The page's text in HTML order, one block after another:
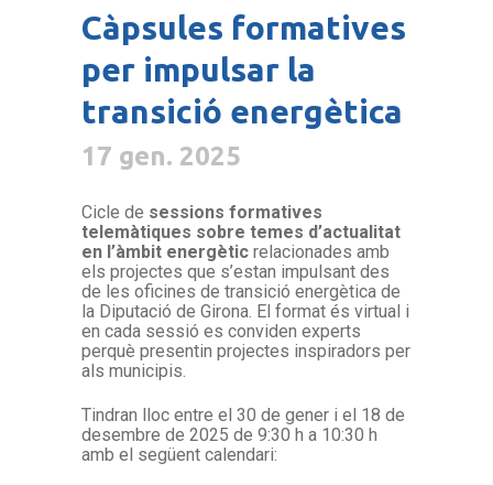
Càpsules formatives
per impulsar la
transició energètica
17 gen. 2025
Cicle de sessions formatives
telemàtiques sobre temes d’actualitat
en l’àmbit energètic relacionades amb
els projectes que s’estan impulsant des
de les oficines de transició energètica de
la Diputació de Girona. El format és virtual i
en cada sessió es conviden experts
perquè presentin projectes inspiradors per
als municipis.
Tindran lloc entre el 30 de gener i el 18 de
desembre de 2025 de 9:30 h a 10:30 h
amb el següent calendari: